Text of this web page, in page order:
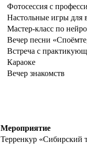
Фотосессия с
Настольные игры для
Мастер-класс по
Вечер песни
Встреча с
Караоке
Вечер знакомств
Мероприятие
Терренкур «Сибирский